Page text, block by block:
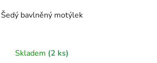
Šedý bavlněný motýlek
Skladem (2 ks)